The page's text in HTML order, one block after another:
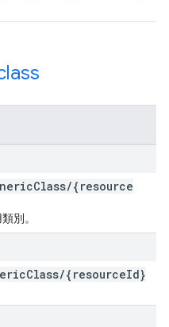
Class/{resource
別。
Class/{resourceId}